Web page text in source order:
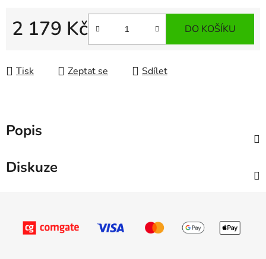
2 179 Kč DO KOŠÍKU
Tisk Zeptat se Sdílet
Popis
Diskuze